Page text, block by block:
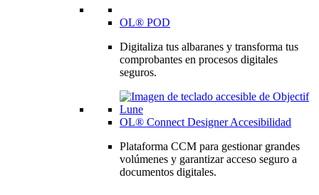
OL® POD
Digitaliza tus albaranes y transforma tus
comprobantes en procesos digitales
seguros.
OL® Connect Designer Accesibilidad
Plataforma CCM para gestionar grandes
volúmenes y garantizar acceso seguro a
documentos digitales.